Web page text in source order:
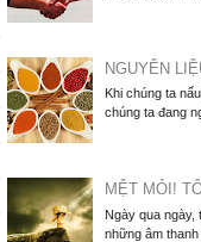
NGUYÊN
Khi chúng ta
chúng ta đang
MỆT MỎI!
Ngày qua ngày,
những âm thanh